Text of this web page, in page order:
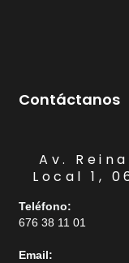
Contáctanos
Av.
Local 1,
Teléfono:
676 38 11 01
Email: